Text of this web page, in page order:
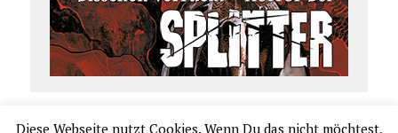
Diese Webseite nutzt Cookies. Wenn Du das nicht möchtest,